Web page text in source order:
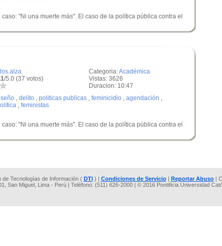
"Ni una muerte más". El caso de la política pública contra el
Categoria:Académica
Vistas: 3626
Duracion: 10:47
/5.0 (37 votos)
, delito , politicas publicas , feminicidio , agendación ,
, feministas
"Ni una muerte más". El caso de la política pública contra el
Tecnologías de Información ( DTI) | Condiciones de Servicio| Reportar Abuso|
San Miguel, Lima - Perú | Teléfono: (511) 626-2000 | © 2016 Pontificia Universidad